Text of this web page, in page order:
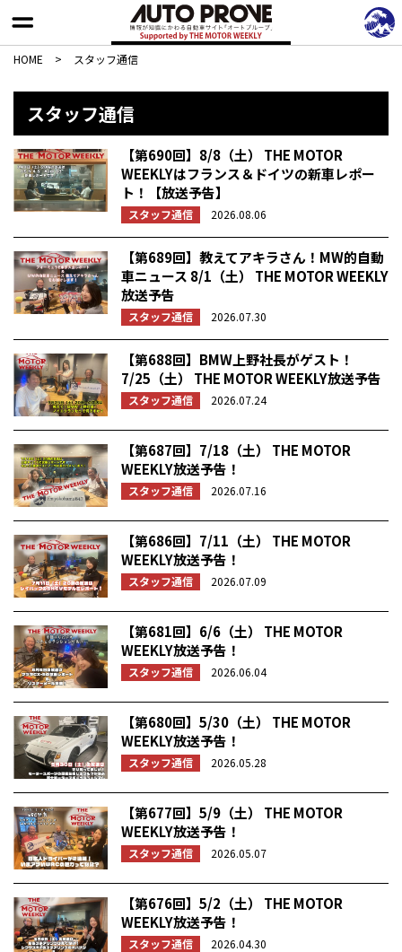
HOME > スタッフ通信
スタッフ通信
【第690回】8/8（土） THE MOTOR
WEEKLYはフランス＆ドイツの新車レポー
ト！【放送予告】
スタッフ通信 2026.08.06
【第689回】教えてアキラさん！MW的自動
車ニュース 8/1（土） THE MOTOR WEEKLY
放送予告
スタッフ通信 2026.07.30
【第688回】BMW上野社長がゲスト！
7/25（土） THE MOTOR WEEKLY放送予告
スタッフ通信 2026.07.24
【第687回】7/18（土） THE MOTOR
WEEKLY放送予告！
スタッフ通信 2026.07.16
【第686回】7/11（土） THE MOTOR
WEEKLY放送予告！
スタッフ通信 2026.07.09
【第681回】6/6（土） THE MOTOR
WEEKLY放送予告！
スタッフ通信 2026.06.04
【第680回】5/30（土） THE MOTOR
WEEKLY放送予告！
スタッフ通信 2026.05.28
【第677回】5/9（土） THE MOTOR
WEEKLY放送予告！
スタッフ通信 2026.05.07
【第676回】5/2（土） THE MOTOR
WEEKLY放送予告！
スタッフ通信 2026.04.30